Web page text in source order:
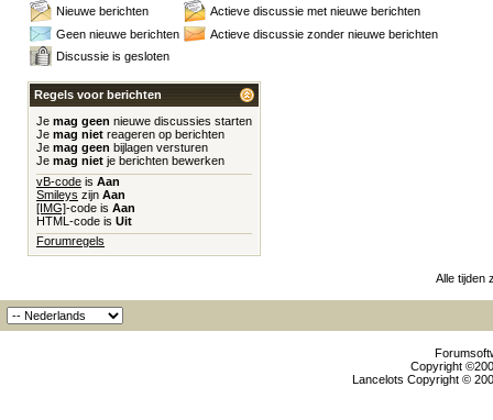
Nieuwe berichten
Actieve discussie met nieuwe berichten
Geen nieuwe berichten
Actieve discussie zonder nieuwe berichten
Discussie is gesloten
Regels voor berichten
Je mag geen nieuwe discussies starten
Je mag niet reageren op berichten
Je mag geen bijlagen versturen
Je mag niet je berichten bewerken
vB-code is Aan
Smileys zijn Aan
[IMG]-code is Aan
HTML-code is Uit
Forumregels
Alle tijden
Copyright
Lancelots Copyright ©